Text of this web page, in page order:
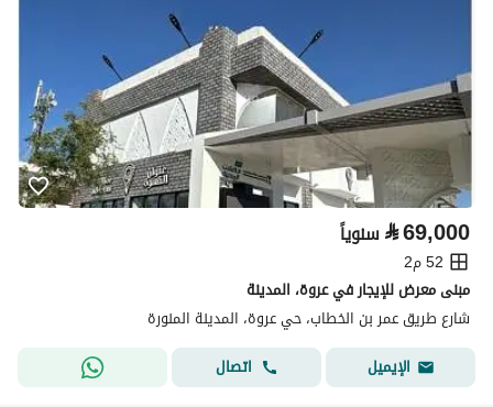
⃁69,000 سنوياً
52 م2
مبنى معرض للإيجار في عروة، المدينة
شارع طريق عمر بن الخطاب، حي عروة، المدينة المنورة
الإيميل
اتصال